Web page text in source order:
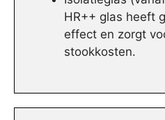
HR++ glas heeft
effect en zorgt
stookkosten.